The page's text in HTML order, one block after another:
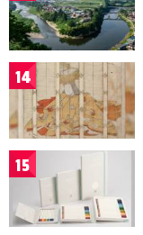
14
15